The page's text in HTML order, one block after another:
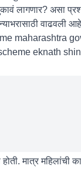
लागणार? असा
वाढवली
maharashtra
eknath
मात्र महिलांची